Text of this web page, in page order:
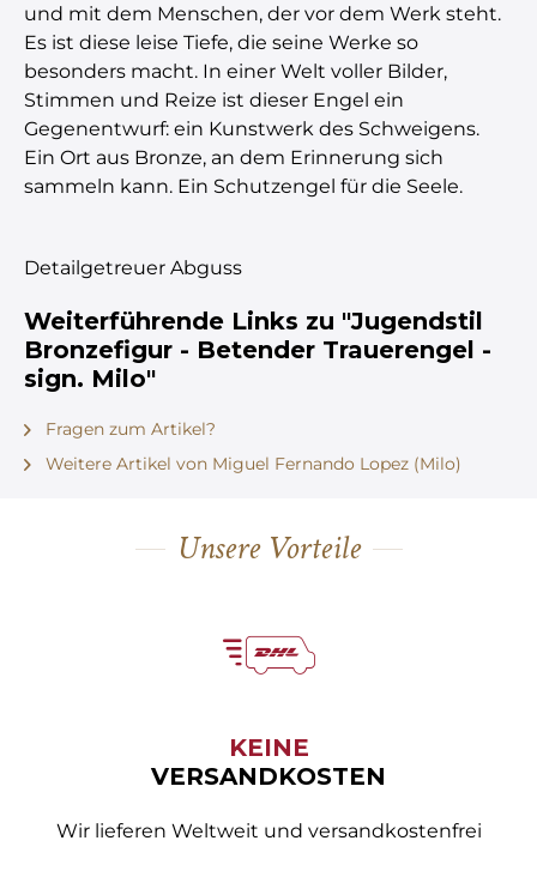
und mit dem Menschen, der vor dem Werk steht.
Es ist diese leise Tiefe, die seine Werke so
besonders macht. In einer Welt voller Bilder,
Stimmen und Reize ist dieser Engel ein
Gegenentwurf: ein Kunstwerk des Schweigens.
Ein Ort aus Bronze, an dem Erinnerung sich
sammeln kann. Ein Schutzengel für die Seele.
Detailgetreuer Abguss
Weiterführende Links zu "Jugendstil
Bronzefigur - Betender Trauerengel -
sign. Milo"
Fragen zum Artikel?
Weitere Artikel von Miguel Fernando Lopez (Milo)
Unsere Vorteile
KEINE
VERSANDKOSTEN
Wir lieferen Weltweit und versandkostenfrei